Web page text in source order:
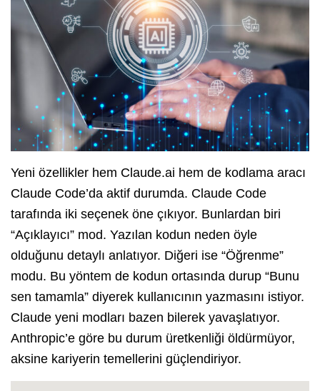
Yeni özellikler hem Claude.ai hem de kodlama aracı
Claude Code’da aktif durumda. Claude Code
tarafında iki seçenek öne çıkıyor. Bunlardan biri
“Açıklayıcı” mod. Yazılan kodun neden öyle
olduğunu detaylı anlatıyor. Diğeri ise “Öğrenme”
modu. Bu yöntem de kodun ortasında durup “Bunu
sen tamamla” diyerek kullanıcının yazmasını istiyor.
Claude yeni modları bazen bilerek yavaşlatıyor.
Anthropic’e göre bu durum üretkenliği öldürmüyor,
aksine kariyerin temellerini güçlendiriyor.